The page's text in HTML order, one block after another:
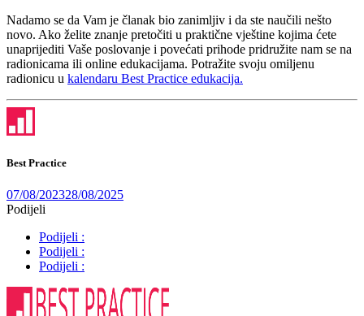
Nadamo se da Vam je članak bio zanimljiv i da ste naučili nešto
novo. Ako želite znanje pretočiti u praktične vještine kojima ćete
unaprijediti Vaše poslovanje i povećati prihode pridružite nam se na
radionicama ili online edukacijama. Potražite svoju omiljenu
radionicu u kalendaru Best Practice edukacija.
Best Practice
07/08/202328/08/2025
Podijeli
Podijeli :
Podijeli :
Podijeli :